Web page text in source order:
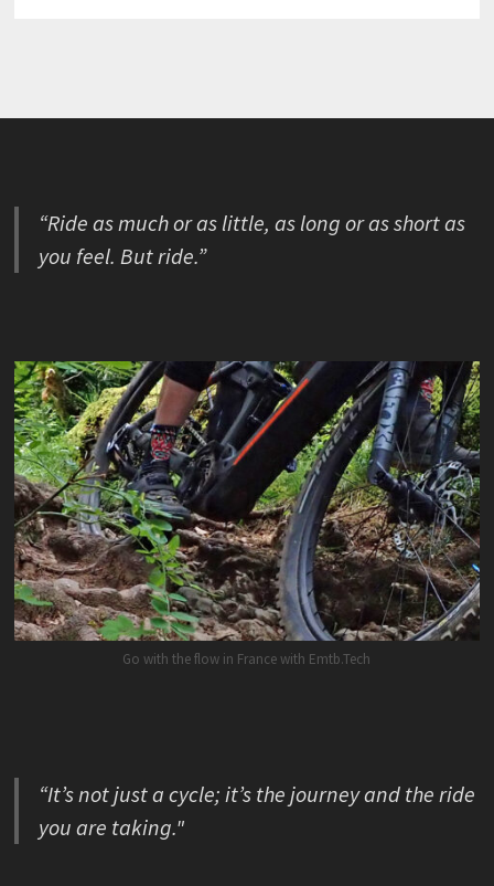
“Ride as much or as little, as long or as short as
you feel. But ride.”
Go with the flow in France with Emtb.Tech
“It’s not just a cycle; it’s the journey and the ride
you are taking."